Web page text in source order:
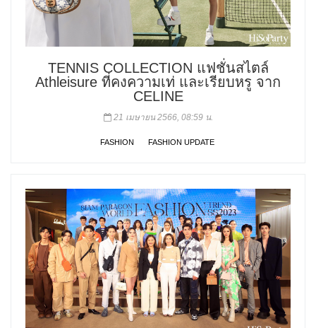
TENNIS COLLECTION แฟชั่นสไตล์
Athleisure ที่คงความเท่ และเรียบหรู จาก
CELINE
21 เมษายน 2566, 08:59 น.
FASHION FASHION UPDATE